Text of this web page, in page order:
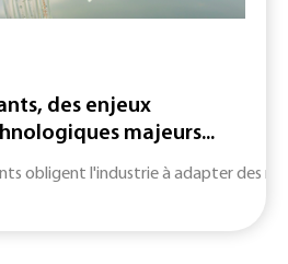
des enjeux
majeurs...
obligent l'industrie à adapter des